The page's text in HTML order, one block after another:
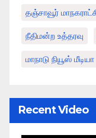
தஞ்சாவூர்
நீதிமன்ற உத்தரவு
மாநாடு நியூஸ் மீடியா
Recent Video